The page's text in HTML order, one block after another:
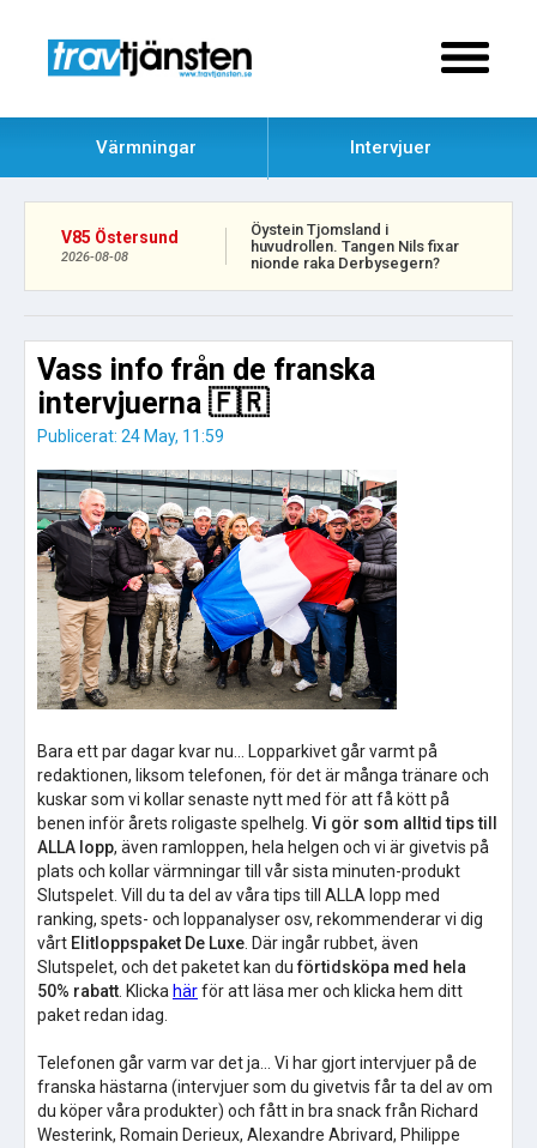
Värmningar Intervjuer
V85 Östersund
2026-08-08
Öystein Tjomsland i
huvudrollen. Tangen Nils fixar
nionde raka Derbysegern?
Vass info från de franska
intervjuerna 🇫🇷
Publicerat: 24 May, 11:59
Bara ett par dagar kvar nu... Lopparkivet går varmt på
redaktionen, liksom telefonen, för det är många tränare och
kuskar som vi kollar senaste nytt med för att få kött på
benen inför årets roligaste spelhelg. Vi gör som alltid tips till
ALLA lopp, även ramloppen, hela helgen och vi är givetvis på
plats och kollar värmningar till vår sista minuten-produkt
Slutspelet. Vill du ta del av våra tips till ALLA lopp med
ranking, spets- och loppanalyser osv, rekommenderar vi dig
vårt Elitloppspaket De Luxe . Där ingår rubbet, även
Slutspelet, och det paketet kan duförtidsköpa med hela
50% rabatt . Klicka härför att läsa mer och klicka hem ditt
paket redan idag.
Telefonen går varm var det ja... Vi har gjort intervjuer på de
franska hästarna (intervjuer som du givetvis får ta del av om
du köper våra produkter) och fått in bra snack från Richard
Westerink, Romain Derieux, Alexandre Abrivard, Philippe